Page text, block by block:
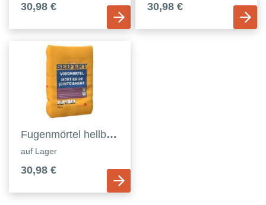
30,98 € 30,98 €
Fugenmörtel hellbeige 916
auf Lager
30,98 €